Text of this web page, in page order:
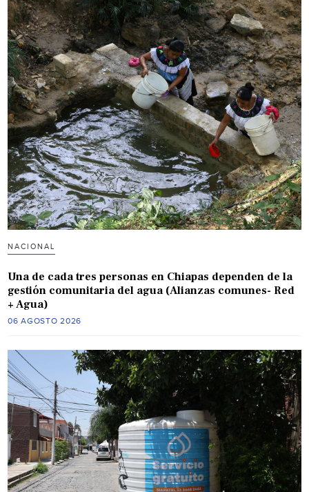
NACIONAL
Una de cada tres personas en Chiapas dependen de la
gestión comunitaria del agua (Alianzas comunes- Red
+ Agua)
06 AGOSTO 2026